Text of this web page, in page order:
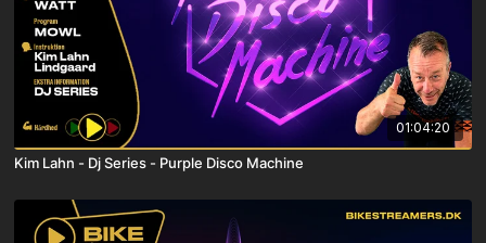
01:04:20
Kim Lahn - Dj Series - Purple Disco Machine